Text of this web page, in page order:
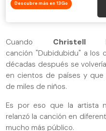
Descubre más en 13Go
Cuando Christell
canción "Dubidubidu" a los
décadas después se
en cientos de países y que
de miles de niños.
Es por eso que la artista
relanzó la canción en
mucho más público.